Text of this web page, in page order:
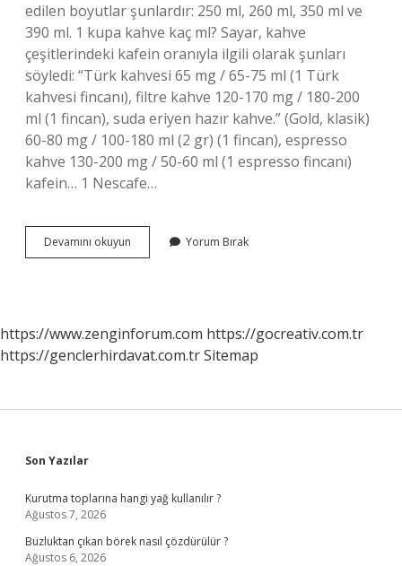
edilen boyutlar şunlardır: 250 ml, 260 ml, 350 ml ve
390 ml. 1 kupa kahve kaç ml? Sayar, kahve
çeşitlerindeki kafein oranıyla ilgili olarak şunları
söyledi: “Türk kahvesi 65 mg / 65-75 ml (1 Türk
kahvesi fincanı), filtre kahve 120-170 mg / 180-200
ml (1 fincan), suda eriyen hazır kahve.” (Gold, klasik)
60-80 mg / 100-180 ml (2 gr) (1 fincan), espresso
kahve 130-200 mg / 50-60 ml (1 espresso fincanı)
kafein… 1 Nescafe…
Devamını okuyun
Nescafe
Yorum Bırak
https://www.zenginforum.com https://gocreativ.com.tr
https://genclerhirdavat.com.trSitemap
Sidebar
Son Yazılar
Kurutma toplarına hangi yağ kullanılır ?
Ağustos 7, 2026
Buzluktan çıkan börek nasıl çözdürülür ?
Ağustos 6, 2026